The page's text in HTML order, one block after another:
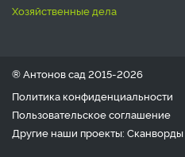
хозяйственные дела
® Антонов сад 2015-2026
Политика конфиденциальности
Пользовательское соглашение
Другие наши проекты: Сканворды